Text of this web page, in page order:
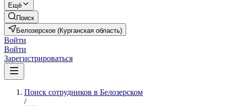
Ещё
Поиск
Белозерское (Курганская область)
Войти
Войти
Зарегистрироваться
Поиск сотрудников в Белозерском
/